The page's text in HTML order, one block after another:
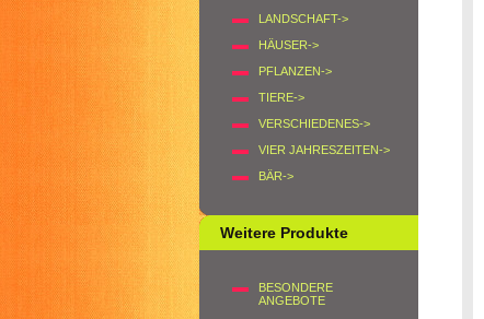
LANDSCHAFT->
HÄUSER->
PFLANZEN->
TIERE->
VERSCHIEDENES->
VIER JAHRESZEITEN->
BÄR->
Weitere Produkte
BESONDERE
ANGEBOTE